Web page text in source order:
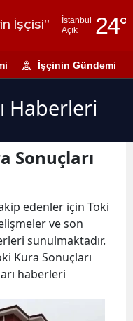
İşçisi"
İstanbul
Açık
24°
Adıyaman
Amasya
Antalya
Artvin
Balıkesir
İşçinin Gündemi
Haberleri
Sonuçları
edenler için Toki
ve son
sunulmaktadır.
Kura Sonuçları
haberleri